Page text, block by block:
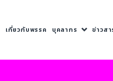
เกี่ยวกับพรรค บุคลากร ข่าวส